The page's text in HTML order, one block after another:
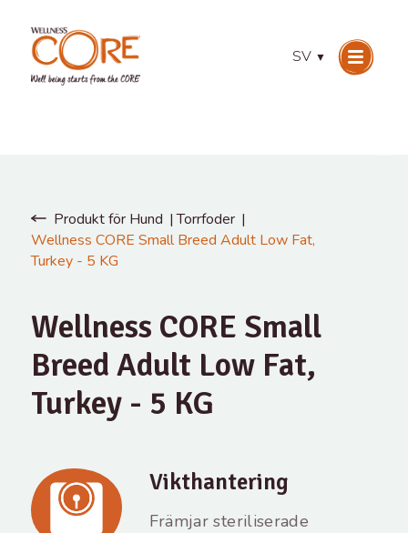
SV ▼
Produkt för Hund
Torrfoder
Wellness CORE Small Breed Adult Low Fat,
Turkey - 5 KG
Wellness CORE Small
Breed Adult Low Fat,
Turkey - 5 KG
Vikthantering
Främjar steriliserade